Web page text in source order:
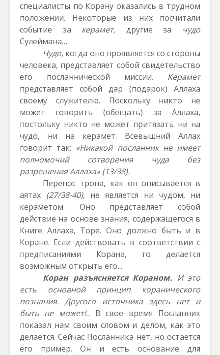
специалисты по Корану оказались в трудном
положении. Некоторые из них посчитали
событие за керамет, другие за чудо
Сулеймана…
Чудо, когда оно проявляется со стороны
человека, представляет собой свидетельство
его посланнической миссии. Керамет
представляет собой дар (подарок) Аллаха
своему служителю. Поскольку никто не
может говорить (обещать) за Аллаха,
постольку никто не может притязать ни на
чудо, ни на керамет. Всевышний Аллах
говорит так: «Никакой посланник не имеет
полномочий сотворения чуда без
разрешения Аллаха» (13/38).
Перенос трона, как он описывается в
аятах (27/38-40), не является ни чудом, ни
кераметом. Оно представляет собой
действие на основе знания, содержащегося в
Книге Аллаха, Торе. Оно должно быть и в
Коране. Если действовать в соответствии с
предписаниями Корана, то делается
возможным открыть его...
Коран разъясняется Кораном. И это
есть основной принцип коранического
познания. Другого источника здесь нет и
быть не может!..В свое время Посланник
показал нам своим словом и делом, как это
делается. Сейчас Посланника нет, но остается
его пример. Он и есть основание для